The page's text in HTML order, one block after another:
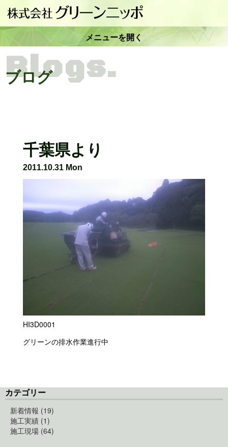
メニューを開く
Blogs.
ブログ
千葉県より
2011.10.31 Mon
HI3D0001
グリーンの排水作業進行中
カテゴリー
新着情報 (19)
施工実績 (1)
施工現場 (64)